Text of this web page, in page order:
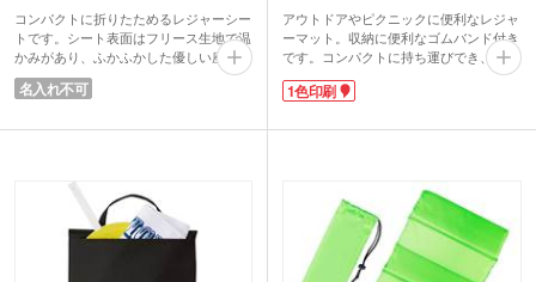
コンパクトに折りたためるレジャーシー
トです。シート表面はフリース生地で温
かみがあり、ふかふかした優しい座り心
地。大人ひとりがくつろげる程度のサイ
ズ感です。ピクニックやキャンプなど地
アウトドアシーンに合うおしゃれなネイ
入の特典ノベルティにおすすめです。
名入れ不可
アウトドアやピクニックに便利なレジャ
ーマット。収納に便利なゴムバンド付き
です。コンパクトに持ち運びでき、野外
イベントや公園でのひととき等さまざま
なシーンで活躍。クッション性があるの
せます。
ノベルティとして販促効果抜群！コスト
パフォーマンスが高く、もらって嬉しい
実用的なアイテムです。
1色印刷